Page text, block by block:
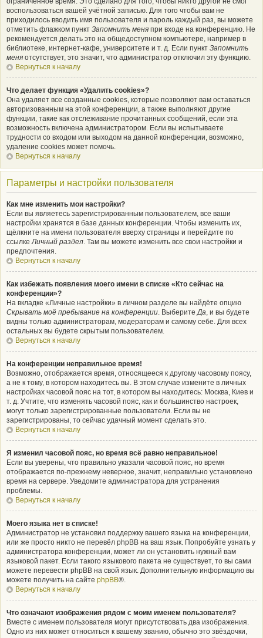
воспользоваться вашей учётной записью. Для того чтобы вам не
приходилось вводить имя пользователя и пароль каждый раз, вы можете
отметить флажком пункт Запомнить меня при входе на конференцию. Не
рекомендуется делать это на общедоступном компьютере, например в
библиотеке, интернет-кафе, университете и т. д. Если пункт Запомнить
меня отсутствует, это значит, что администратор отключил эту функцию.
Вернуться к началу
Что делает функция «Удалить cookies»?
Она удаляет все созданные cookies, которые позволяют вам оставаться
авторизованным на этой конференции, а также выполняют другие
функции, такие как отслеживание прочитанных сообщений, если эта
возможность включена администратором. Если вы испытываете
трудности со входом или выходом на данной конференции, возможно,
удаление cookies может помочь.
Вернуться к началу
Параметры и настройки пользователя
Как мне изменить мои настройки?
Если вы являетесь зарегистрированным пользователем, все ваши
настройки хранятся в базе данных конференции. Чтобы изменить их,
щёлкните на имени пользователя вверху страницы и перейдите по
ссылкеЛичный раздел. Там вы можете изменить все свои настройки и
предпочтения.
Вернуться к началу
Как избежать появления моего имени в списке «Кто сейчас на
конференции»?
На вкладке «Личные настройки» в личном разделе вы найдёте опцию
Скрывать моё пребывание на конференции. ВыберитеДа, и вы будете
видны только администраторам, модераторам и самому себе. Для всех
остальных вы будете скрытым пользователем.
Вернуться к началу
На конференции неправильное время!
Возможно, отображается время, относящееся к другому часовому поясу,
а не к тому, в котором находитесь вы. В этом случае измените в личных
настройках часовой пояс на тот, в котором вы находитесь: Москва, Киев и
т. д. Учтите, что изменять часовой пояс, как и большинство настроек,
могут только зарегистрированные пользователи. Если вы не
зарегистрированы, то сейчас удачный момент сделать это.
Вернуться к началу
Я изменил часовой пояс, но время всё равно неправильное!
Если вы уверены, что правильно указали часовой пояс, но время
отображается по-прежнему неверное, значит, неправильно установлено
время на сервере. Уведомите администратора для устранения
проблемы.
Вернуться к началу
Моего языка нет в списке!
Администратор не установил поддержку вашего языка на конференции,
или же просто никто не перевёл phpBB на ваш язык. Попробуйте узнать у
администратора конференции, может ли он установить нужный вам
языковой пакет. Если такого языкового пакета не существует, то вы сами
можете перевести phpBB на свой язык. Дополнительную информацию вы
можете получить на сайте phpBB®.
Вернуться к началу
Что означают изображения рядом с моим именем пользователя?
Вместе с именем пользователя могут присутствовать два изображения.
Одно из них может относиться к вашему званию, обычно это звёздочки,